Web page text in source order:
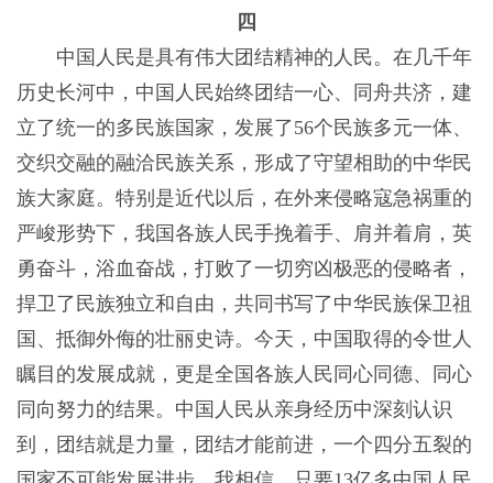
四
中国人民是具有伟大团结精神的人民。在几千年
历史长河中，中国人民始终团结一心、同舟共济，建
立了统一的多民族国家，发展了56个民族多元一体、
交织交融的融洽民族关系，形成了守望相助的中华民
族大家庭。特别是近代以后，在外来侵略寇急祸重的
严峻形势下，我国各族人民手挽着手、肩并着肩，英
勇奋斗，浴血奋战，打败了一切穷凶极恶的侵略者，
捍卫了民族独立和自由，共同书写了中华民族保卫祖
国、抵御外侮的壮丽史诗。今天，中国取得的令世人
瞩目的发展成就，更是全国各族人民同心同德、同心
同向努力的结果。中国人民从亲身经历中深刻认识
到，团结就是力量，团结才能前进，一个四分五裂的